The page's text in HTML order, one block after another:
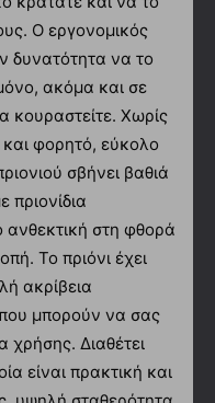
Ο εργονομικός
δυνατότητα να το
ακόμα και σε
κουραστείτε. Χωρίς
φορητό, εύκολο
σβήνει βαθιά
ανθεκτική στη φθορά
Το πριόνι έχει
ακρίβεια
μπορούν να σας
χρήσης. Διαθέτει
είναι πρακτική και